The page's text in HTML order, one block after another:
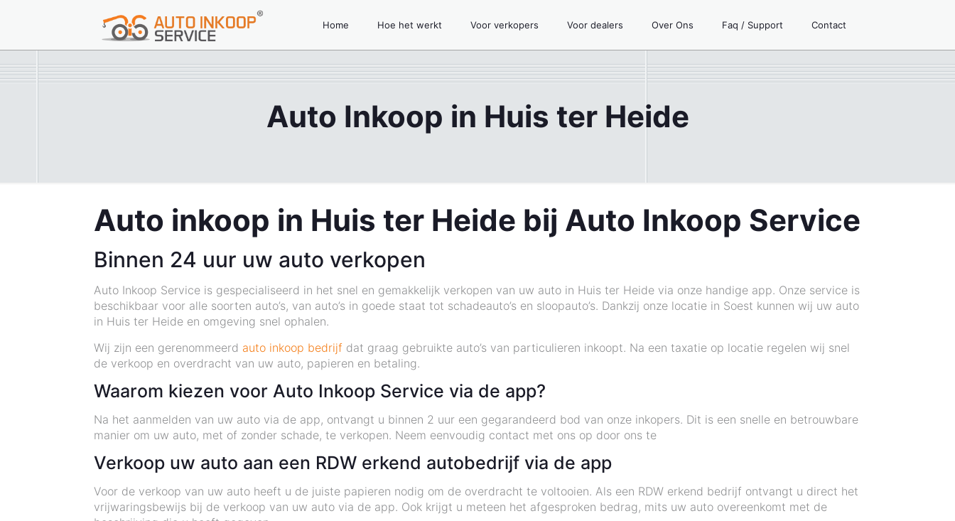
Home Hoe het werkt Voor verkopers Voor dealers Over Ons Faq / Support Contact
Auto Inkoop in Huis ter Heide
Auto inkoop in Huis ter Heide bij Auto Inkoop Service
Binnen 24 uur uw auto verkopen
Auto Inkoop Service is gespecialiseerd in het snel en gemakkelijk verkopen van uw auto in Huis ter Heide via onze handige app. Onze service is
beschikbaar voor alle soorten auto’s, van auto’s in goede staat tot schadeauto’s en sloopauto’s. Dankzij onze locatie in Soest kunnen wij uw auto
in Huis ter Heide en omgeving snel ophalen.
Wij zijn een gerenommeerd auto inkoop bedrijf dat graag gebruikte auto’s van particulieren inkoopt. Na een taxatie op locatie regelen wij snel
de verkoop en overdracht van uw auto, papieren en betaling.
Waarom kiezen voor Auto Inkoop Service via de app?
Na het aanmelden van uw auto via de app, ontvangt u binnen 2 uur een gegarandeerd bod van onze inkopers. Dit is een snelle en betrouwbare
manier om uw auto, met of zonder schade, te verkopen. Neem eenvoudig contact met ons op door ons te
Verkoop uw auto aan een RDW erkend autobedrijf via de app
Voor de verkoop van uw auto heeft u de juiste papieren nodig om de overdracht te voltooien. Als een RDW erkend bedrijf ontvangt u direct het
vrijwaringsbewijs bij de verkoop van uw auto via de app. Ook krijgt u meteen het afgesproken bedrag, mits uw auto overeenkomt met de